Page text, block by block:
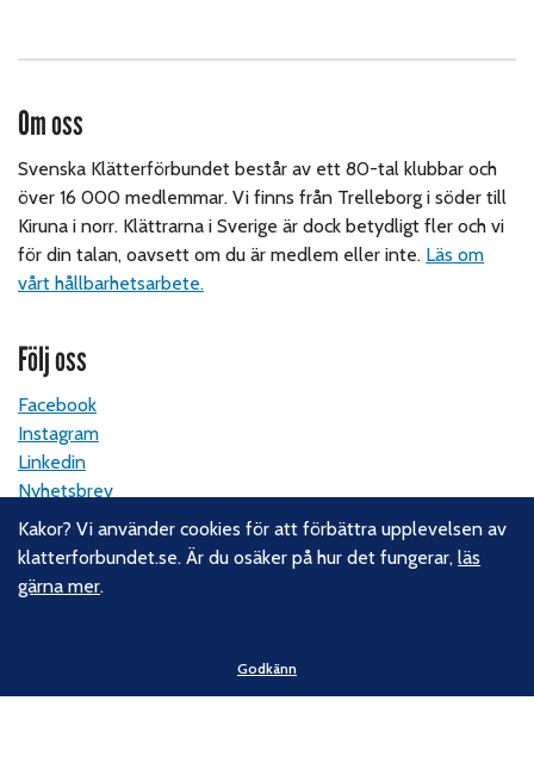
Om oss
Svenska Klätterförbundet består av ett 80-tal klubbar och
över 16 000 medlemmar. Vi finns från Trelleborg i söder till
Kiruna i norr. Klättrarna i Sverige är dock betydligt fler och vi
för din talan, oavsett om du är medlem eller inte. Läs om
vårt hållbarhetsarbete.
Följ oss
Facebook
Instagram
Linkedin
Nyhetsbrev
Kontakt
Kakor? Vi använder cookies för att förbättra upplevelsen av
klatterforbundet.se. Är du osäker på hur det fungerar,läs
gärna mer.
Godkänn